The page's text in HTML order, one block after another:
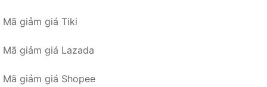
Mã giảm giá Tiki
Mã giảm giá Lazada
Mã giảm giá Shopee